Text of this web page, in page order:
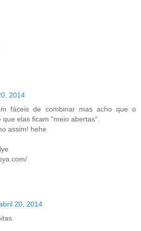
2014
fáceis de combinar mas acho que o
que elas ficam "meio abertas".
assim! hehe
20, 2014